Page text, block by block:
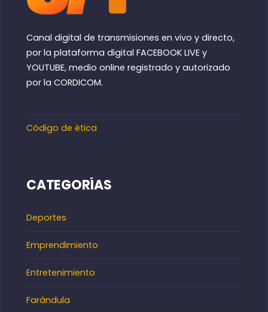
Canal digital de transmisiones en vivo y directo,
por la plataforma digital FACEBOOK LIVE y
YOUTUBE, medio online registrado y autorizado
por la CORDICOM.
Código de ética
CATEGORÍAS
Deportes
Emprendimiento
Entretenimiento
Farándula